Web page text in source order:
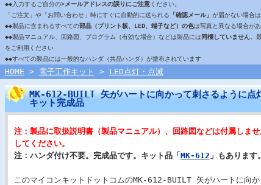
◆◆入力するご自分の>メールアドレスの誤りにご注意ください。
「ご注文」や「お問い合わせ」時にすぐに自動的に送られる 「確認メール」 が届かない場合
◆◆製品に含まれるすべての部品（プリント板、LED、端子など）の色は写真と異なる場合が
◆◆製品マニュアル、回路図、プログラム（有効な場合）などは製品には 同梱していません。
をご利用ください
◆◆すべての製品には一般的なハンダ（共晶ハンダ）が塗布されています
HOME > 電子工作キット > LED点灯・点滅
MK-612-BUILT 矢がハートに向かって刺さるように点
キット完成品
注：製品に取扱説明書（製品マニュアル）、回路図などは付属しま
してください。
注：ハンダ付け不要。完成品です。キット品「 MK-612 」もあります。
このマイコンキットドットコムのMK-612-BUILT 矢がハートに向か